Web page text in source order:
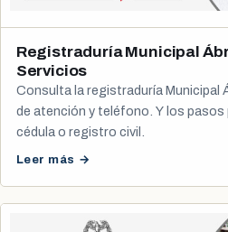
Registraduría Municipal
Servicios
Consulta la registraduría Municipal
de atención y teléfono. Y los
cédula o registro civil.
Leer más →